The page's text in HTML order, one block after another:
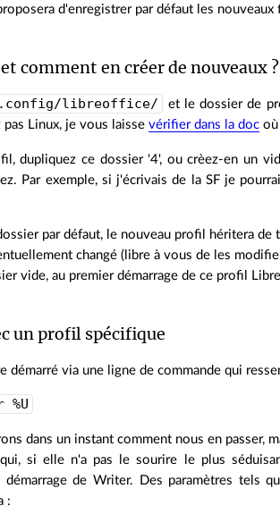
d'enregistrer par défaut les nouveaux
comment en créer de nouveaux ?
libreoffice/ et le dossier de
Linux, je vous laissevérifier dans la doc où
dupliquez ce dossier '4', ou crèez-en un
Par exemple, si j'écrivais de la SF je
par défaut, le nouveau profil héritera
changé (libre à vous de les
vide, au premier démarrage de ce profil
un profil spécifique
démarré via une ligne de commande qui
dans un instant comment nous en passer,
si elle n'a pas le sourire le plus
de Writer. Des paramètres tels
: